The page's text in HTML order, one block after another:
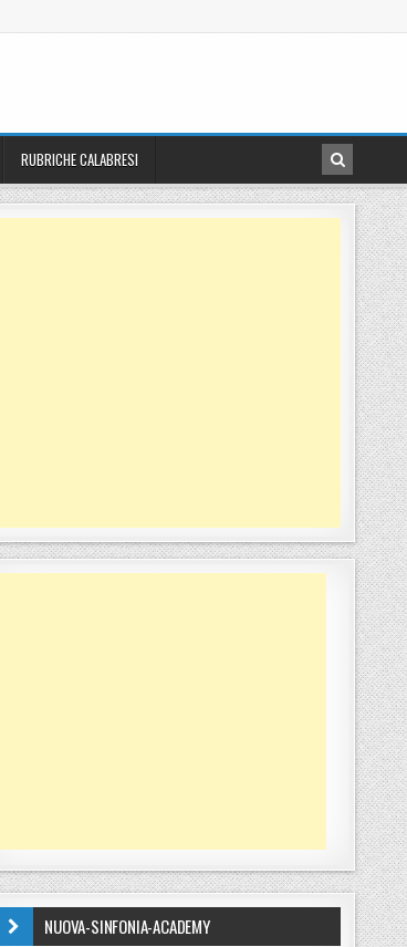
RUBRICHE CALABRESI
NUOVA-SINFONIA-ACADEMY